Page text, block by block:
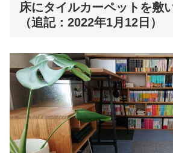
床にタイルカーペットを敷
（追記：2022年1月12日）